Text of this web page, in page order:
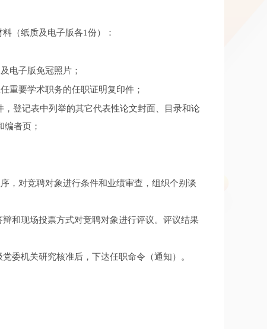
（纸质及电子版各1份）：
电子版免冠照片；
重要学术职务的任职证明复印件；
登记表中列举的其它代表性论文封面、目录和论
者页；
，对竞聘对象进行条件和业绩审查，组织个别谈
和现场投票方式对竞聘对象进行评议。评议结果
委机关研究核准后，下达任职命令（通知）。